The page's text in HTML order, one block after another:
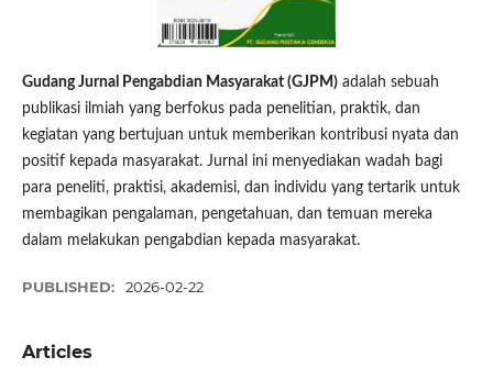
Gudang Jurnal Pengabdian Masyarakat (GJPM)adalah sebuah
publikasi ilmiah yang berfokus pada penelitian, praktik, dan
kegiatan yang bertujuan untuk memberikan kontribusi nyata dan
positif kepada masyarakat. Jurnal ini menyediakan wadah bagi
para peneliti, praktisi, akademisi, dan individu yang tertarik untuk
membagikan pengalaman, pengetahuan, dan temuan mereka
dalam melakukan pengabdian kepada masyarakat.
PUBLISHED: 2026-02-22
Articles